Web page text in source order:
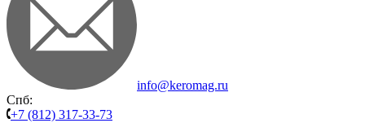
info@keromag.ru
Спб:
+7 (812) 317-33-73